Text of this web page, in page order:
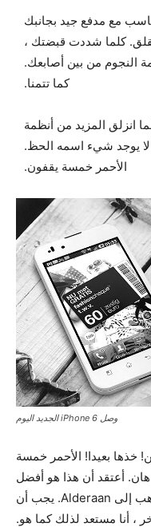
مع مدفع جيد بجانبك
كلما شددت قبضتك ،
النجوم من بين أصابعك.
كما تتمنا.
انزلق المزيد من أنظمة
لا يوجد شيء اسمه الحظ.
الأحمر خمسة يقفون.
وصل iPhone 6 الجديد اليوم
خذها بعيدا! الأحمر خمسة
أعتقد أن هذا هو أفضل
ما لديك ، أليس كذلك؟ الدران؟ لن أذهب إلى Alderaan. يجب أن
، أنا مستعد لذلك كما هو.